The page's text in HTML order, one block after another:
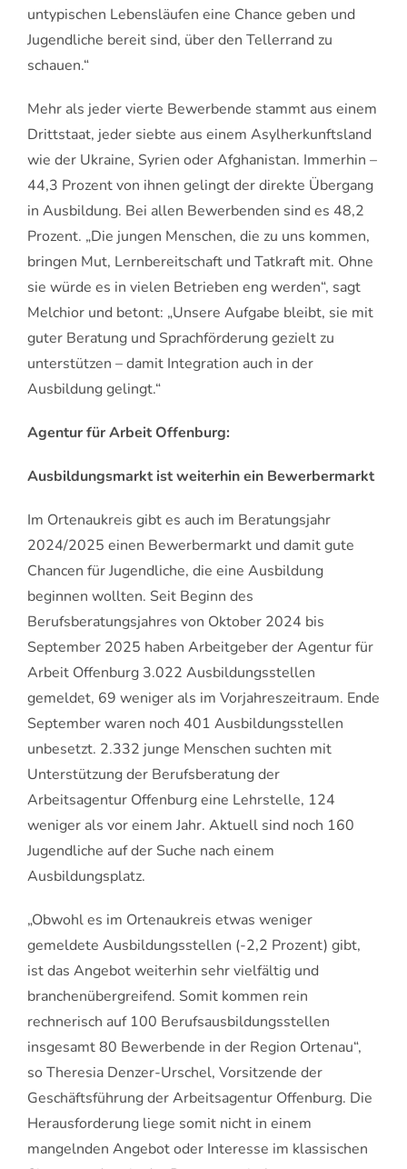
untypischen Lebensläufen eine Chance geben und
Jugendliche bereit sind, über den Tellerrand zu
schauen.“
Mehr als jeder vierte Bewerbende stammt aus einem
Drittstaat, jeder siebte aus einem Asylherkunftsland
wie der Ukraine, Syrien oder Afghanistan. Immerhin –
44,3 Prozent von ihnen gelingt der direkte Übergang
in Ausbildung. Bei allen Bewerbenden sind es 48,2
Prozent. „Die jungen Menschen, die zu uns kommen,
bringen Mut, Lernbereitschaft und Tatkraft mit. Ohne
sie würde es in vielen Betrieben eng werden“, sagt
Melchior und betont: „Unsere Aufgabe bleibt, sie mit
guter Beratung und Sprachförderung gezielt zu
unterstützen – damit Integration auch in der
Ausbildung gelingt.“
Agentur für Arbeit Offenburg:
Ausbildungsmarkt ist weiterhin ein Bewerbermarkt
Im Ortenaukreis gibt es auch im Beratungsjahr
2024/2025 einen Bewerbermarkt und damit gute
Chancen für Jugendliche, die eine Ausbildung
beginnen wollten. Seit Beginn des
Berufsberatungsjahres von Oktober 2024 bis
September 2025 haben Arbeitgeber der Agentur für
Arbeit Offenburg 3.022 Ausbildungsstellen
gemeldet, 69 weniger als im Vorjahreszeitraum. Ende
September waren noch 401 Ausbildungsstellen
unbesetzt. 2.332 junge Menschen suchten mit
Unterstützung der Berufsberatung der
Arbeitsagentur Offenburg eine Lehrstelle, 124
weniger als vor einem Jahr. Aktuell sind noch 160
Jugendliche auf der Suche nach einem
Ausbildungsplatz.
„Obwohl es im Ortenaukreis etwas weniger
gemeldete Ausbildungsstellen (-2,2 Prozent) gibt,
ist das Angebot weiterhin sehr vielfältig und
branchenübergreifend. Somit kommen rein
rechnerisch auf 100 Berufsausbildungsstellen
insgesamt 80 Bewerbende in der Region Ortenau“,
so Theresia Denzer-Urschel, Vorsitzende der
Geschäftsführung der Arbeitsagentur Offenburg. Die
Herausforderung liege somit nicht in einem
mangelnden Angebot oder Interesse im klassischen